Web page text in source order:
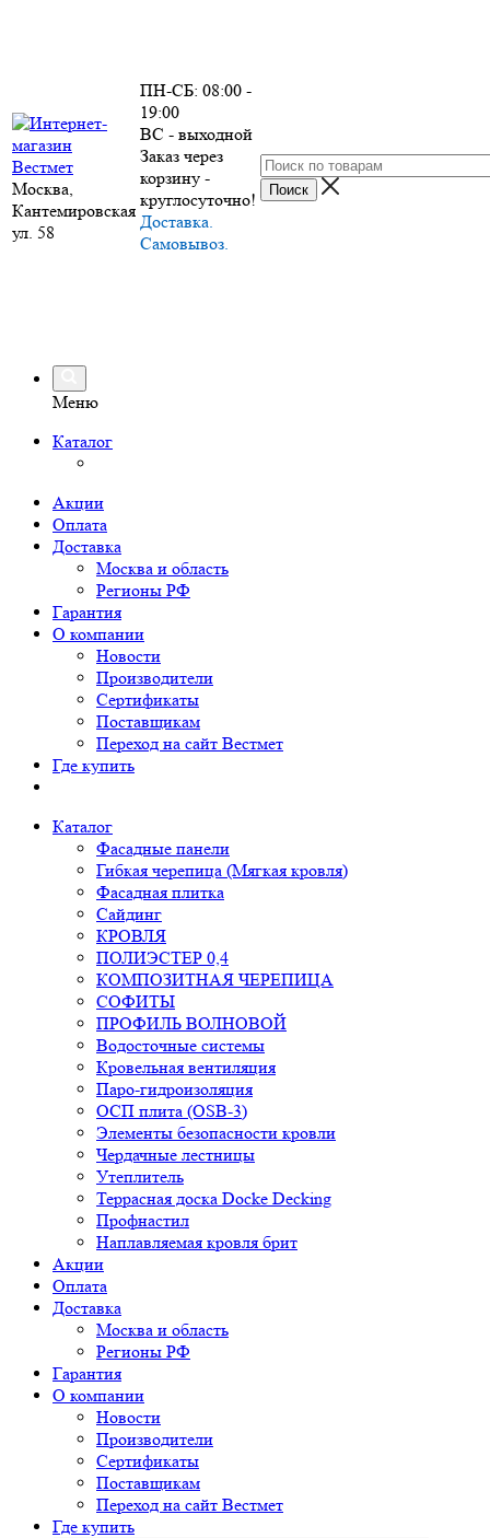
Москва,
Кантемировская
ул. 58
ПН-СБ: 08:00 -
19:00
ВС - выходной
Заказ через
корзину -
круглосуточно!
Доставка.
Самовывоз.
Меню
Каталог
Акции
Оплата
Доставка
Москва и область
Регионы РФ
Гарантия
О компании
Новости
Производители
Сертификаты
Поставщикам
Переход на сайт Вестмет
Где купить
Каталог
Фасадные панели
Гибкая черепица (Мягкая кровля)
Фасадная плитка
Сайдинг
КРОВЛЯ
ПОЛИЭСТЕР 0,4
КОМПОЗИТНАЯ ЧЕРЕПИЦА
СОФИТЫ
ПРОФИЛЬ ВОЛНОВОЙ
Водосточные системы
Кровельная вентиляция
Паро-гидроизоляция
ОСП плита (OSB-3)
Элементы безопасности кровли
Чердачные лестницы
Утеплитель
Террасная доска Docke Decking
Профнастил
Наплавляемая кровля брит
Акции
Оплата
Доставка
Москва и область
Регионы РФ
Гарантия
О компании
Новости
Производители
Сертификаты
Поставщикам
Переход на сайт Вестмет
Где купить